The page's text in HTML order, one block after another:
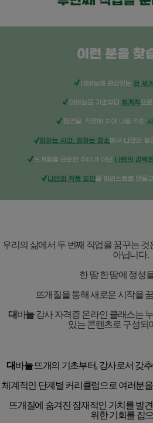
우리의 삶에서 두 번째 직업을 꿈꾸는
아닙니다.
한 땀 한 땀에 정성
뜨개질을 통해 새로운 시작을
대바늘 강사 자격증 온라인 클래스는
있는 콘텐츠로 구성되
대바늘 뜨개의 기초부터, 강사로서 갖
체계적인 단계별 커리큘럼으로 여러분
뜨개질에 숨겨진 잠재적인 가치를 발
위한 기회를 잡